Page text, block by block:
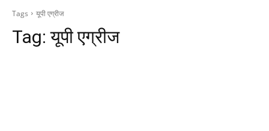
Tags यूपी एग्रीज
Tag:यूपी एग्रीज